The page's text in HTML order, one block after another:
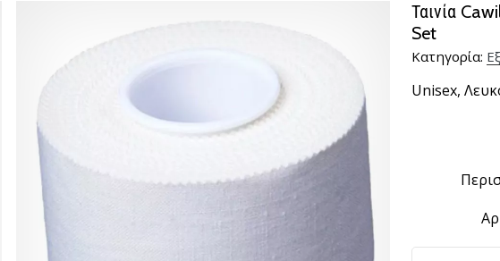
Ταινία
Set
Κατηγορία:
Unisex,